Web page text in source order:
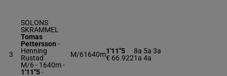
3
SOLONS
SKRAMMEL
Tomas
Pettersson -
Henning
Rustad
M/6 - 1640m-
1'11"5-
M/61640m1'11"5
€ 66.922
8a 5a 3a
1a 4a